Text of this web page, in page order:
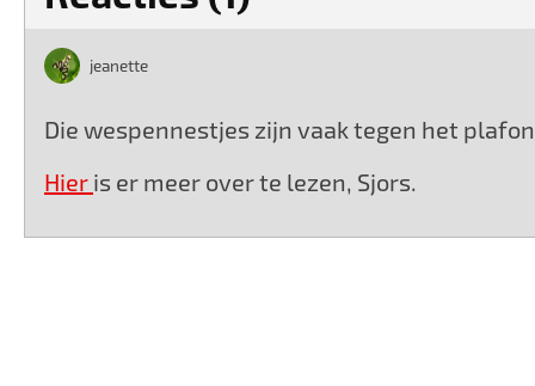
jeanette
Die wespennestjes zijn vaak tegen het
Hier is er meer over te lezen, Sjors.